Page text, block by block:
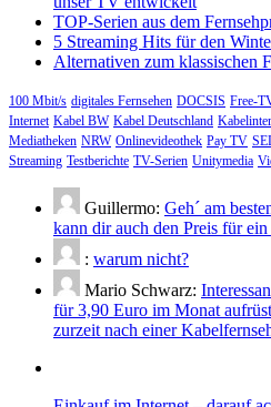
TOP-Serien aus dem
5 Streaming Hits für den
Alternativen zum klassischen
100 Mbit/s digitales Fernsehen DOCSIS Free-
Internet Kabel BW Kabel Deutschland
Mediatheken NRW Onlinevideothek Pay TV
Streaming Testberichte TV-Serien Unitymedia
Guillermo: Geh´ am
kann dir auch den Preis für
: warum nicht?
Mario Schwarz:
für 3,90 Euro im Monat
zurzeit nach einer